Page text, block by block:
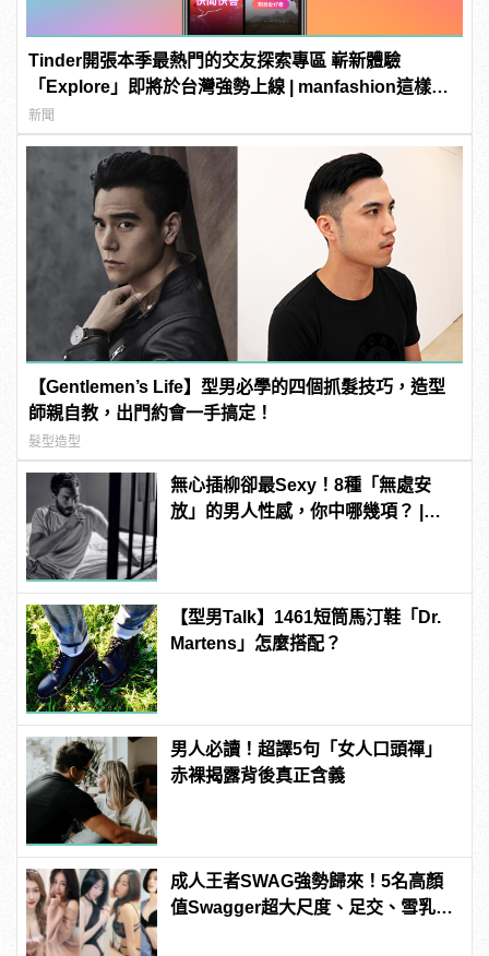
Tinder開張本季最熱門的交友探索專區 嶄新體驗
「Explore」即將於台灣強勢上線 | manfashion這樣變
型男
新聞
【Gentlemen’s Life】型男必學的四個抓髮技巧，造型
師親自教，出門約會一手搞定！
髮型造型
無心插柳卻最Sexy！8種「無處安
放」的男人性感，你中哪幾項？ |
【型男Talk】1461短筒馬汀鞋「Dr.
Martens」怎麼搭配？
男人必讀！超譯5句「女人口頭禪」
赤裸揭露背後真正含義
成人王者SWAG強勢歸來！5名高顏
值Swagger超大尺度、足交、雪乳、